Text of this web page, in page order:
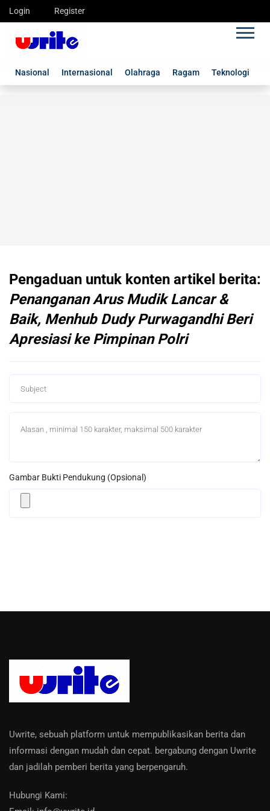
Login Register
Nasional Internasional Olahraga Ragam Teknologi
Pengaduan untuk konten artikel berita:
Penanganan Arus Mudik Lancar &
Baik, Menhub Dudy Purwagandhi Beri
Apresiasi ke Pimpinan Polri
Gambar Bukti Pendukung (Opsional)
Uwrite, sebuah platform untuk mempublikasikan berita dan
informasi dengan mudah dan cepat. bergabung dengan Uwrite
dan jadilah pemberi berita yang berpengaruh.
Hubungi Kami: